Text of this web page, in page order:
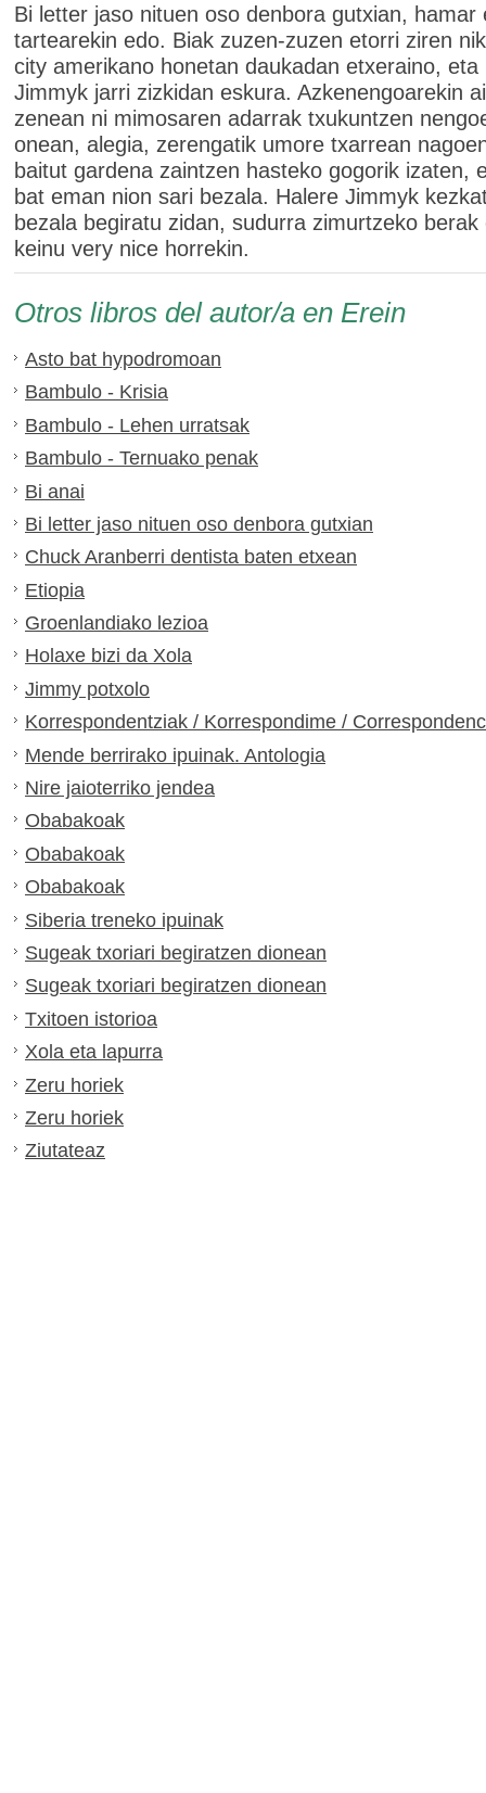
Bi letter jaso nituen oso denbora gutxian, hamar
tartearekin edo. Biak zuzen-zuzen etorri ziren
city amerikano honetan daukadan etxeraino, eta
Jimmyk jarri zizkidan eskura. Azkenengoarekin
zenean ni mimosaren adarrak txukuntzen
onean, alegia, zerengatik umore txarrean
baitut gardena zaintzen hasteko gogorik izaten,
bat eman nion sari bezala. Halere Jimmyk
bezala begiratu zidan, sudurra zimurtzeko berak
keinu very nice horrekin.
Otros libros del autor/a en Erein
Asto bat hypodromoan
Bambulo - Krisia
Bambulo - Lehen urratsak
Bambulo - Ternuako penak
Bi anai
Bi letter jaso nituen oso denbora gutxian
Chuck Aranberri dentista baten etxean
Etiopia
Groenlandiako lezioa
Holaxe bizi da Xola
Jimmy potxolo
Korrespondentziak / Korrespondime /
Mende berrirako ipuinak. Antologia
Nire jaioterriko jendea
Obabakoak
Obabakoak
Obabakoak
Siberia treneko ipuinak
Sugeak txoriari begiratzen dionean
Sugeak txoriari begiratzen dionean
Txitoen istorioa
Xola eta lapurra
Zeru horiek
Zeru horiek
Ziutateaz